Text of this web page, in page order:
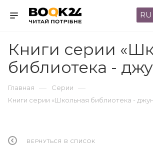
RU
Книги серии
библиотека -
Главная — Серии —
Книги серии «Школьная библиотека -
ВЕРНУТЬСЯ В СПИСОК